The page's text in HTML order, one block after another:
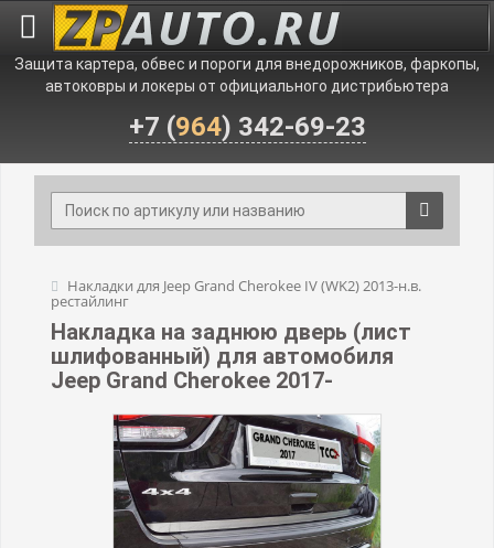
Защита картера, обвес и пороги для внедорожников, фаркопы,
автоковры и локеры от официального дистрибьютера
+7 (964) 342-69-23
Накладки для Jeep Grand Cherokee IV (WK2) 2013-н.в.
рестайлинг
Накладка на заднюю дверь (лист
шлифованный) для автомобиля
Jeep Grand Cherokee 2017-